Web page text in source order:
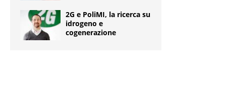
2G e PoliMI, la ricerca su
idrogeno e
cogenerazione